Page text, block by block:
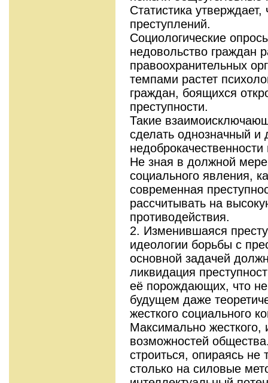
Статистика
преступлений.
Социологические
недовольство граждан
правоохранительных
темпами растет
граждан, боящихся
преступности.
Такие
сделать однозначный
Не зная в должной мере
социального явления,
современная
рассчитывать на
противодействия.
2. Изменившаяся
идеологии борьбы с
основной задачей
ликвидация
её порождающих, что
будущем даже
жесткого социального
Максимально жесткого,
возможностей
строиться, опираясь
столько на силовые